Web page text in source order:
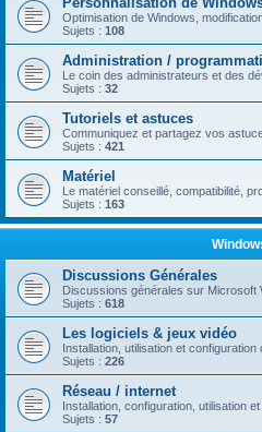
Optimisation de Windows,
Sujets : 108
Administration /
Le coin des administrateurs et des
Sujets : 32
Tutoriels et astuces
Communiquez et partagez vos
Sujets : 421
Matériel
Le matériel conseillé, compatibilité,
Sujets : 163
Discussions Générales
Discussions générales sur Microsoft
Sujets : 618
Les logiciels & jeux vidéo
Installation, utilisation et
Sujets : 226
Réseau / internet
Installation, configuration, utilisation
Sujets : 57